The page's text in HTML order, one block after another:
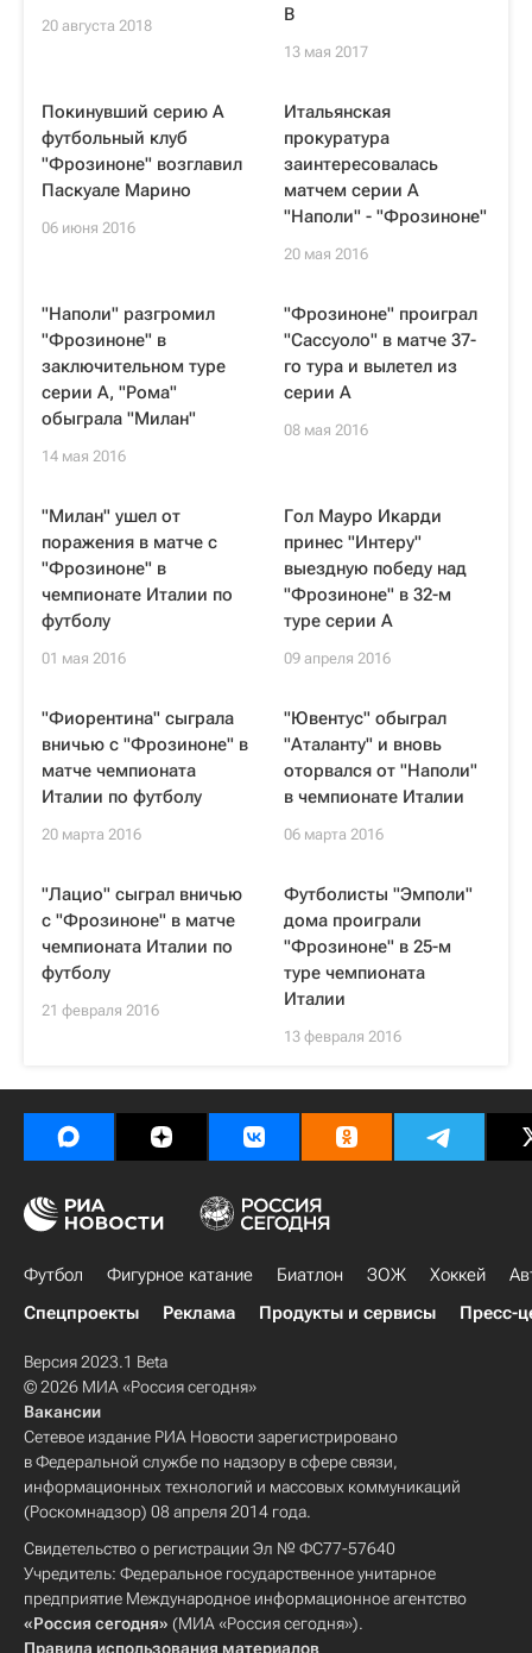
20 августа 2018
В
13 мая 2017
Покинувший серию А
футбольный клуб
"Фрозиноне" возглавил
Паскуале Марино
06 июня 2016
Итальянская
прокуратура
заинтересовалась
матчем серии А
"Наполи" - "Фрозиноне"
20 мая 2016
"Наполи" разгромил
"Фрозиноне" в
заключительном туре
серии А, "Рома"
обыграла "Милан"
14 мая 2016
"Фрозиноне" проиграл
"Сассуоло" в матче 37-
го тура и вылетел из
серии А
08 мая 2016
"Милан" ушел от
поражения в матче с
"Фрозиноне" в
чемпионате Италии по
футболу
01 мая 2016
Гол Мауро Икарди
принес "Интеру"
выездную победу над
"Фрозиноне" в 32-м
туре серии А
09 апреля 2016
"Фиорентина" сыграла
вничью с "Фрозиноне" в
матче чемпионата
Италии по футболу
20 марта 2016
"Ювентус" обыграл
"Аталанту" и вновь
оторвался от "Наполи"
в чемпионате Италии
06 марта 2016
"Лацио" сыграл вничью
с "Фрозиноне" в матче
чемпионата Италии по
футболу
21 февраля 2016
Футболисты "Эмполи"
дома проиграли
"Фрозиноне" в 25-м
туре чемпионата
Италии
13 февраля 2016
Футбол Фигурное катание Биатлон ЗОЖ Хоккей
Спецпроекты
Реклама Продукты и сервисы Пресс-
Версия 2023.1 Beta
© 2026 МИА «Россия сегодня»
Вакансии
Сетевое издание РИА Новости зарегистрировано
в Федеральной службе по надзору в сфере связи,
информационных технологий и массовых коммуникаций
(Роскомнадзор) 08 апреля 2014 года.
Свидетельство о регистрации Эл № ФС77-57640
Учредитель: Федеральное государственное унитарное
предприятие Международное информационное агентство
«Россия сегодня» (МИА «Россия сегодня»).
Правила использования материалов